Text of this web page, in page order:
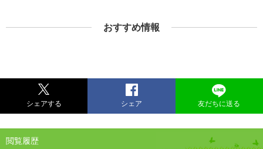
おすすめ情報
シェアする シェア 友だちに送る
閲覧履歴